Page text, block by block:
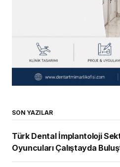
SON YAZILAR
Türk Dental İmplantoloji
Oyuncuları Çalıştayda